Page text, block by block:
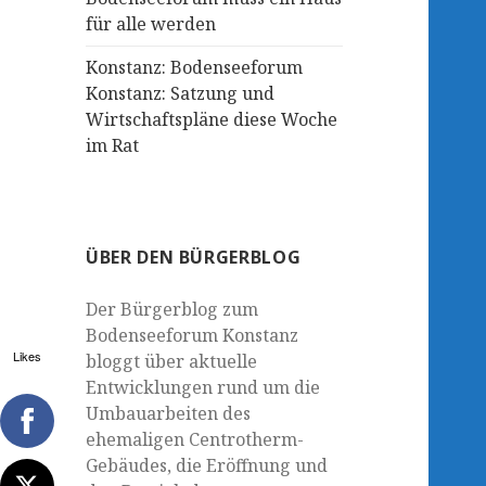
für alle werden
Konstanz: Bodenseeforum
Konstanz: Satzung und
Wirtschaftspläne diese Woche
im Rat
ÜBER DEN BÜRGERBLOG
Der Bürgerblog zum
Bodenseeforum Konstanz
bloggt über aktuelle
Entwicklungen rund um die
Umbauarbeiten des
ehemaligen Centrotherm-
Gebäudes, die Eröffnung und
Likes